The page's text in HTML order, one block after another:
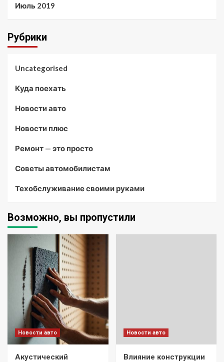
Июль 2019
Рубрики
Uncategorised
Куда поехать
Новости авто
Новости плюс
Ремонт — это просто
Советы автомобилистам
Техобслуживание своими руками
Возможно, вы пропустили
Новости авто
Акустический
Новости авто
Влияние конструкции